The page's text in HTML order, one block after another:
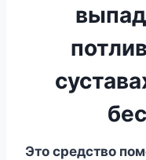
Этo cpeдcтвo